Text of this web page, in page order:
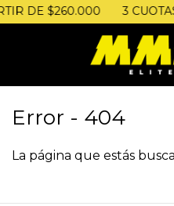
DE $260.000 3
Error - 404
La página que estás